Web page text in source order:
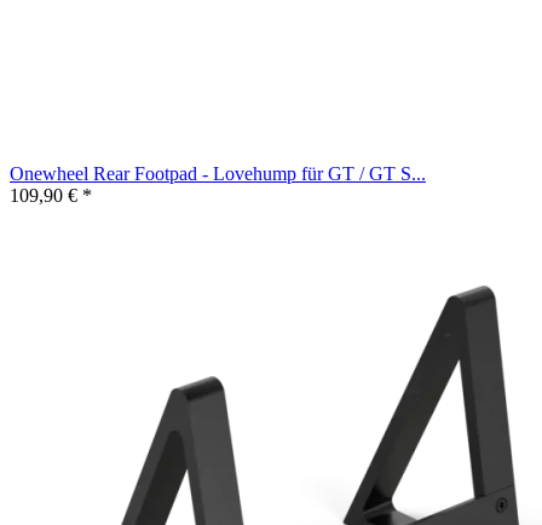
Onewheel Rear Footpad - Lovehump für GT / GT S...
109,90 € *